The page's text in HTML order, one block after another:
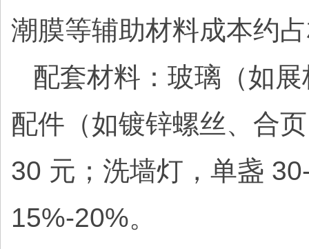
潮膜等辅助材料成本约
配套材料：玻璃（如
配件（如镀锌螺丝、合
30 元；洗墙灯，单盏
15%-20%。